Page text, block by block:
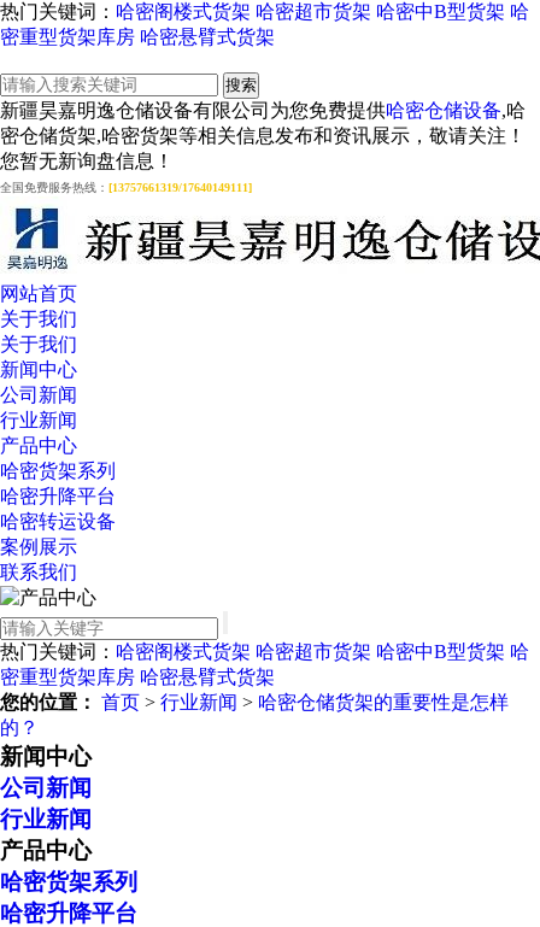
热门关键词： 哈密阁楼式货架 哈密超市货架 哈密中B型货架 哈
密重型货架库房 哈密悬臂式货架
新疆昊嘉明逸仓储设备有限公司为您免费提供哈密仓储设备,哈
密仓储货架,哈密货架等相关信息发布和资讯展示，敬请关注！
您暂无新询盘信息！
全国免费服务热线： [13757661319/17640149111]
网站首页
关于我们
关于我们
新闻中心
公司新闻
行业新闻
产品中心
哈密货架系列
哈密升降平台
哈密转运设备
案例展示
联系我们
热门关键词： 哈密阁楼式货架 哈密超市货架 哈密中B型货架 哈
密重型货架库房 哈密悬臂式货架
您的位置： 首页 > 行业新闻 > 哈密仓储货架的重要性是怎样
的？
新闻中心
公司新闻
行业新闻
产品中心
哈密货架系列
哈密升降平台